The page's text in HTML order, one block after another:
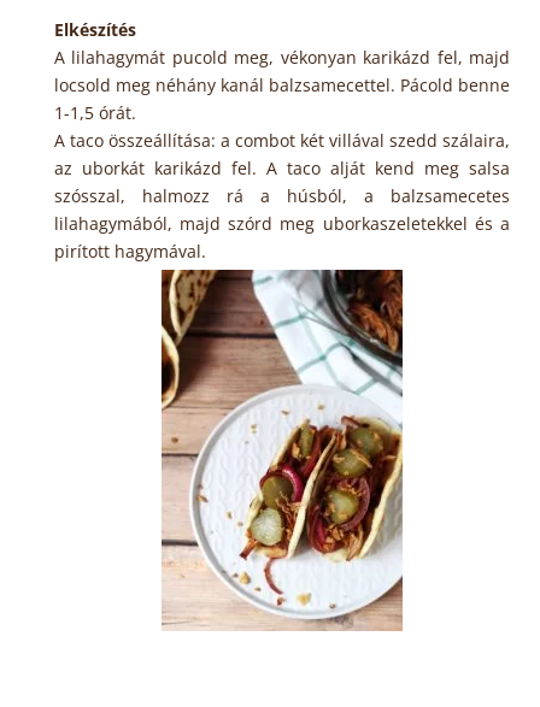
Elkészítés
A lilahagymát pucold meg, vékonyan karikázd fel, majd
locsold meg néhány kanál balzsamecettel. Pácold benne
1-1,5 órát.
A taco összeállítása: a combot két villával szedd szálaira,
az uborkát karikázd fel. A taco alját kend meg salsa
szósszal, halmozz rá a húsból, a balzsamecetes
lilahagymából, majd szórd meg uborkaszeletekkel és a
pirított hagymával.